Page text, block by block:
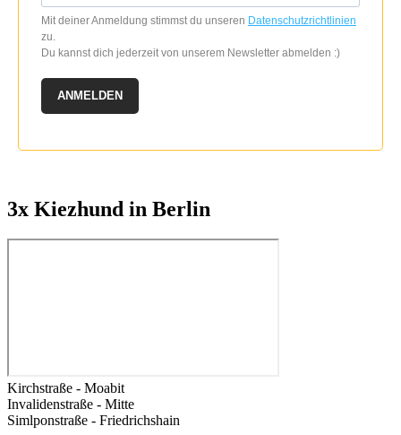
Mit deiner Anmeldung stimmst du unseren Datenschutzrichtlinien
zu.
Du kannst dich jederzeit von unserem Newsletter abmelden :)
ANMELDEN
3x Kiezhund in Berlin
Kirchstraße - Moabit
Invalidenstraße - Mitte
Simlponstraße - Friedrichshain